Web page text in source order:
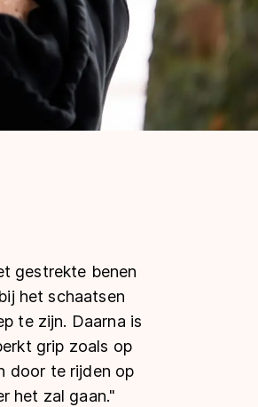
gestrekte benen
het schaatsen
te zijn. Daarna is
grip zoals op
door te rijden op
het zal gaan."